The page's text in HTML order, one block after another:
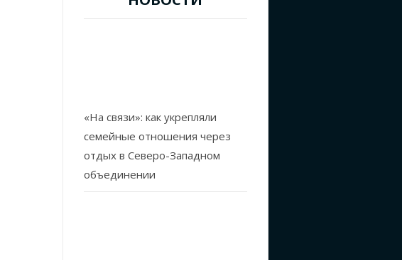
«На связи»: как укрепляли
семейные отношения через
отдых в Северо-Западном
объединении